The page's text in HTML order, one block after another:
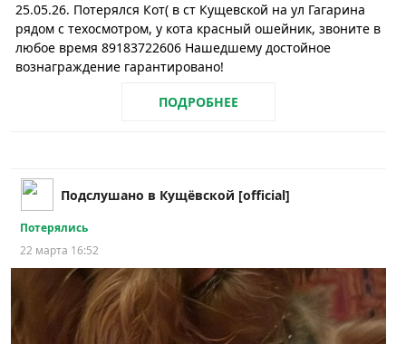
25.05.26. Потерялся Кот( в ст Кущевской на ул Гагарина
рядом с техосмотром, у кота красный ошейник, звоните в
любое время 89183722606 Нашедшему достойное
вознаграждение гарантировано!
ПОДРОБНЕЕ
Подслушано в Кущёвской [official]
Потерялись
22 марта 16:52